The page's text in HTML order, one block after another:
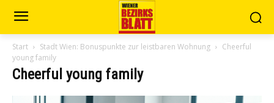
Start Stadt Wien: Bonuspunkte zur leistbaren Wohnung
Cheerful
young family
Cheerful young family